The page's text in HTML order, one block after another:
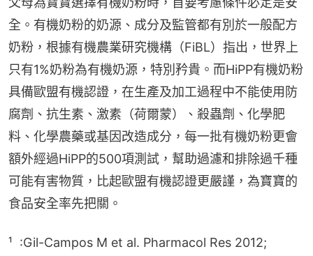
全。有機奶粉的奶源、成分及監管都有別於一般配方
奶粉，根據有機農業研究機構（FiBL）指出，世界上
只有1%奶粉為有機奶源，特別矜貴。而HiPP有機奶粉
具備歐盟有機認證，在生產及加工過程中不能使用防
腐劑、抗生素、激素（荷爾蒙）、殺蟲劑、化學肥
料、化學農藥或基因改造成分，每一批有機奶粉更會
額外經過HiPP的500項測試，幫助過濾和排除過千種
可能有害物質，比起歐盟有機認證更嚴謹，為寶寶的
食品安全率先把關。
¹  :Gil-Campos M et al. Pharmacol Res 2012;